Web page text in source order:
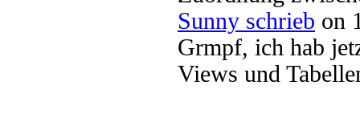
Sunny schrieb on
Grmpf, ich hab
Views und